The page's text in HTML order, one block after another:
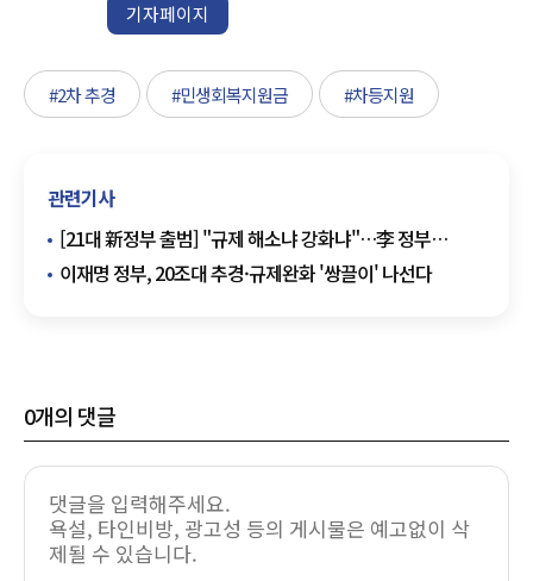
기자페이지
#2차 추경 #민생회복지원금 #차등지원
관련기사
[21대 新정부 출범] "규제 해소냐 강화냐"…李 정부
'유통법·물가안정' 향방은
이재명 정부, 20조대 추경·규제완화 '쌍끌이' 나선다
0개의 댓글